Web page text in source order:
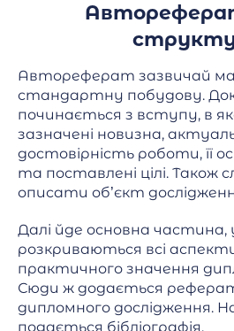
Автореферат зазвичай
стандартну побудову.
починається з вступу, в
зазначені новизна,
достовірність роботи, її
та поставлені цілі. Також
описати об’єкт
Далі йде основна частина,
розкриваються всі
практичного значення
Сюди ж додається
дипломного дослідження.
подається бібліографія.